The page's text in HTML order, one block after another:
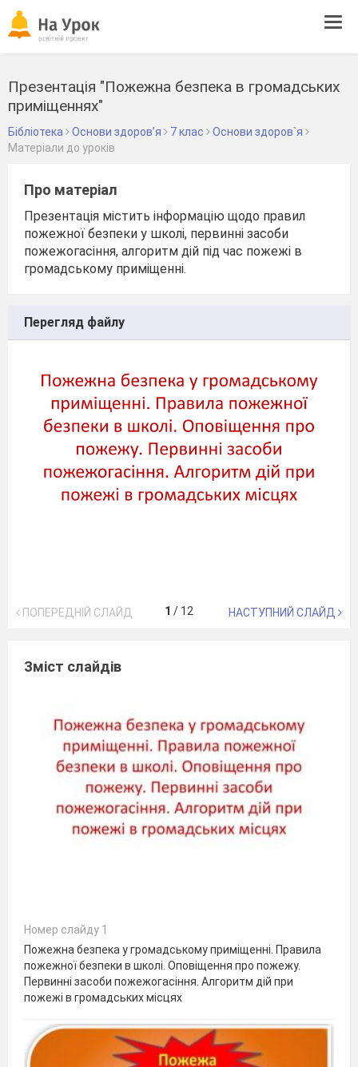
Презентація "Пожежна безпека в громадських
приміщеннях"
Бібліотека Основи здоров’я 7 клас
Основи здоров`я
Матеріали до уроків
Про матеріал
Презентація містить інформацію щодо правил
пожежної безпеки у школі, первинні засоби
пожежогасіння, алгоритм дій під час пожежі в
громадському приміщенні.
Перегляд файлу
ПОПЕРЕДНІЙ СЛАЙД 1 / 12 НАСТУПНИЙ СЛАЙД
Зміст слайдів
Номер слайду 1
Пожежна безпека у громадському приміщенні. Правила
пожежної безпеки в школі. Оповіщення про пожежу.
Первинні засоби пожежогасіння. Алгоритм дій при
пожежі в громадських місцях